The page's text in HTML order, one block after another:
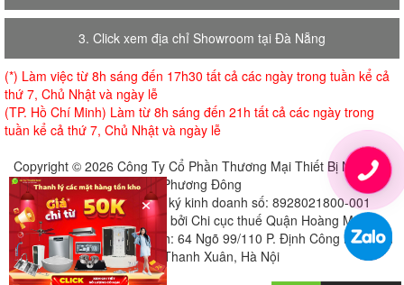
3. Click xem địa chỉ Showroom tại Đà Nẵng
(*) Làm việc từ 8h sáng đến 17h30 tất cả các ngày trong tuần kể cả
thứ 7, Chủ Nhật và ngày lễ
(TP. Hồ Chí Minh) Làm từ 8h sáng đến 21h tất cả các ngày trong
tuần kể cả thứ 7, Chủ Nhật và ngày lễ
Copyright © 2026 Công Ty Cổ Phần Thương Mại Thiết Bị Nội Thất
Phương Đông
Giấy chứng nhận đăng ký kinh doanh số: 8928021800-001
Cấp ngày 18-07-2018 bởi Chi cục thuế Quận Hoàng Mai
Địa chỉ đăng ký trụ sở chính: 64 Ngõ 99/110 P. Định Công Hạ, Định
Công, Thanh Xuân, Hà Nội
×